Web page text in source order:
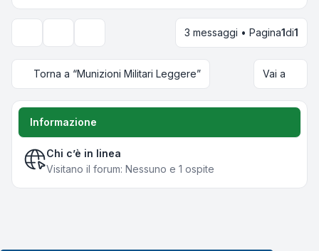
Opzioni di visualizzazione e ordinamento
3 messaggi • Pagina1di1
Torna a “Munizioni Militari Leggere” Vai a
Informazione
Chi c’è in linea
Visitano il forum: Nessuno e 1 ospite